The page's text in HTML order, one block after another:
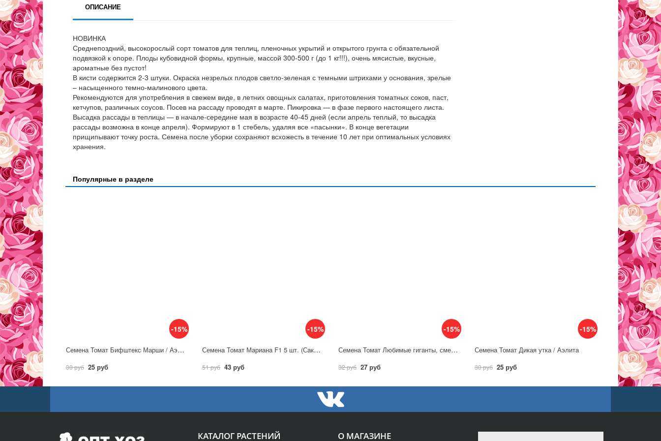
ОПИСАНИЕ
НОВИНКА
Среднепоздний, высокорослый сорт томатов для теплиц, пленочных укрытий и открытого грунта с обязательной
подвязкой к опоре. Плоды кубовидной формы, крупные, массой 300-500 г (до 1 кг!!!), очень мясистые, вкусные,
ароматные без пустот!
В кисти содержится 2-3 штуки. Окраска незрелых плодов светло-зеленая с темными штрихами у основания, зрелые
– насыщенного темно-малинового цвета.
Рекомендуются для употребления в свежем виде, в летних овощных салатах, приготовления томатных соков, паст,
кетчупов, различных соусов. Посев на рассаду проводят в марте. Пикировка — в фазе первого настоящего листа.
Высадка рассады в теплицы — в начале-середине мая в возрасте 40-45 дней (если апрель теплый, то высадка
рассады возможна в конце апреля). Формируют в 1 стебель, удаляя все «пасынки». В конце вегетации
прищипывают точку роста. Семена после уборки сохраняют всхожесть в течение 10 лет при оптимальных условиях
хранения.
Популярные в разделе
-15%
Семена Томат Бифштекс Марши / Аэлита
30 руб 25 руб
-15%
Семена Томат Мариана F1 5 шт. (Саката)/ Гавриш
51 руб 43 руб
-15%
Семена Томат Любимые гиганты, смесь / Аэлита
32 руб 27 руб
-15%
Семена Томат Дикая утка / Аэлита
30 руб 25 руб
О МАГАЗИНЕ
КАТАЛОГ РАСТЕНИЙ